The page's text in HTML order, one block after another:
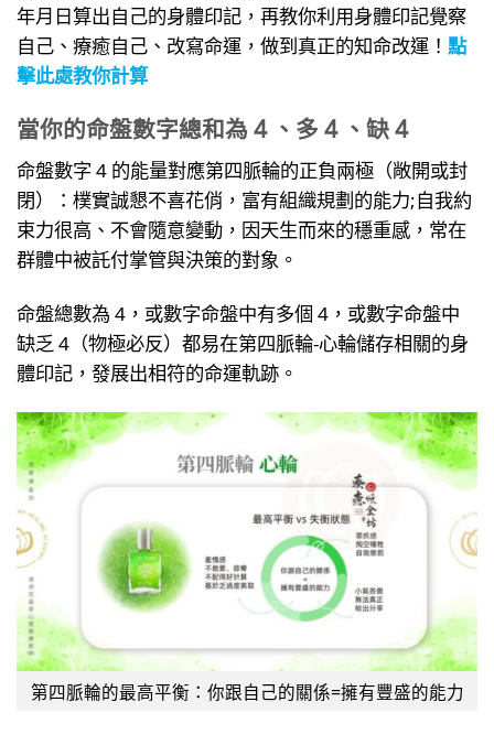
年月日算出自己的身體印記，再教你利用身體印記覺察
自己、療癒自己、改寫命運，做到真正的知命改運！ 點
擊此處教你計算
當你的命盤數字總和為 4 、多 4 、缺 4
命盤數字 4 的能量對應第四脈輪的正負兩極（敞開或封
閉）：樸實誠懇不喜花俏，富有組織規劃的能力;自我約
束力很高、不會隨意變動，因天生而來的穩重感，常在
群體中被託付掌管與決策的對象。
命盤總數為 4，或數字命盤中有多個 4，或數字命盤中
缺乏 4（物極必反）都易在第四脈輪-心輪儲存相關的身
體印記，發展出相符的命運軌跡。
第四脈輪的最高平衡：你跟自己的關係=擁有豐盛的能力